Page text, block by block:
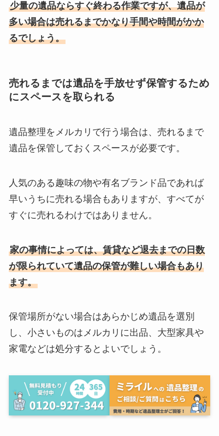
少量の遺品ならすぐ終わる作業ですが、遺品が
多い場合は売れるまでかなり手間や時間がかか
るでしょう。
売れるまでは遺品を手放せず保管するため
にスペースを取られる
遺品整理をメルカリで行う場合は、売れるまで
遺品を保管しておくスペースが必要です。
人気のある趣味の物や有名ブランド品であれば
早いうちに売れる場合もありますが、すべてが
すぐに売れるわけではありません。
家の事情によっては、賃貸など退去までの日数
が限られていて遺品の保管が難しい場合もあり
ます。
保管場所がない場合はあらかじめ遺品を選別
し、小さいものはメルカリに出品、大型家具や
家電などは処分するとよいでしょう。